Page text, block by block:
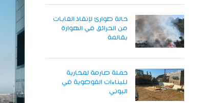
حالة طوارئ لإنقاذ الغابات
من الحرائق في الهوارة
بقالمة
حملة صارمة لمحاربة
للبناءات الفوضوية في
البوني